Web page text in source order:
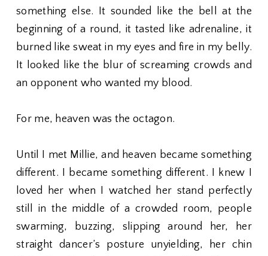
something else. It sounded like the bell at the
beginning of a round, it tasted like adrenaline, it
burned like sweat in my eyes and fire in my belly.
It looked like the blur of screaming crowds and
an opponent who wanted my blood.
For me, heaven was the octagon.
Until I met Millie, and heaven became something
different. I became something different. I knew I
loved her when I watched her stand perfectly
still in the middle of a crowded room, people
swarming, buzzing, slipping around her, her
straight dancer’s posture unyielding, her chin